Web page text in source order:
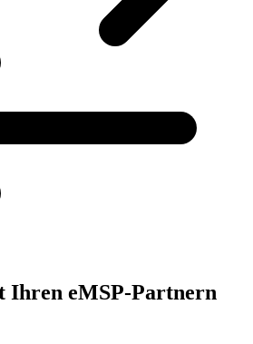
Ihren eMSP-Partnern